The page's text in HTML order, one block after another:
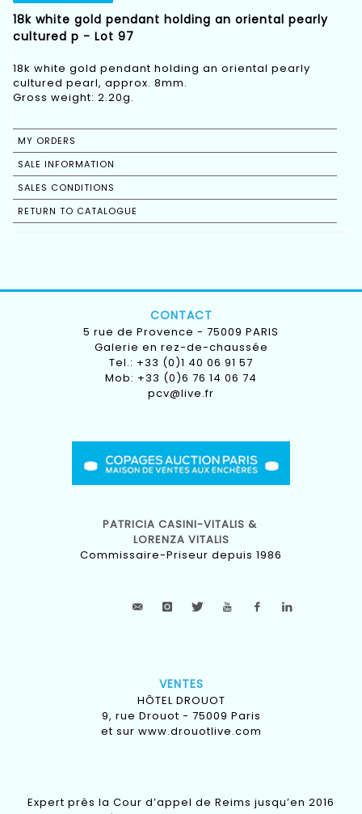
18k white gold pendant holding an oriental pearly
cultured p - Lot 97
18k white gold pendant holding an oriental pearly
cultured pearl, approx. 8mm.
Gross weight: 2.20g.
MY ORDERS
SALE INFORMATION
SALES CONDITIONS
RETURN TO CATALOGUE
CONTACT
5 rue de Provence - 75009 PARIS
Galerie en rez-de-chaussée
Tel.: +33 (0)1 40 06 91 57
Mob: +33 (0)6 76 14 06 74
pcv@live.fr
PATRICIA CASINI-VITALIS &
LORENZA VITALIS
Commissaire-Priseur depuis 1986
VENTES
HÔTEL DROUOT
9, rue Drouot - 75009 Paris
et sur www.drouotlive.com
Expert près la Cour d’appel de Reims jusqu’en 2016